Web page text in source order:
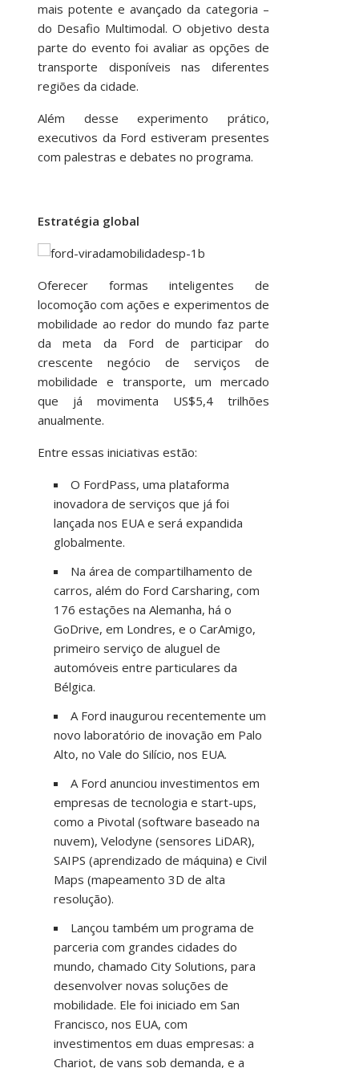
mais potente e avançado da categoria –
do Desafio Multimodal. O objetivo desta
parte do evento foi avaliar as opções de
transporte disponíveis nas diferentes
regiões da cidade.
Além desse experimento prático,
executivos da Ford estiveram presentes
com palestras e debates no programa.
Estratégia global
Oferecer formas inteligentes de
locomoção com ações e experimentos de
mobilidade ao redor do mundo faz parte
da meta da Ford de participar do
crescente negócio de serviços de
mobilidade e transporte, um mercado
que já movimenta US$5,4 trilhões
anualmente.
Entre essas iniciativas estão:
O FordPass, uma plataforma
inovadora de serviços que já foi
lançada nos EUA e será expandida
globalmente.
Na área de compartilhamento de
carros, além do Ford Carsharing, com
176 estações na Alemanha, há o
GoDrive, em Londres, e o CarAmigo,
primeiro serviço de aluguel de
automóveis entre particulares da
Bélgica.
A Ford inaugurou recentemente um
novo laboratório de inovação em Palo
Alto, no Vale do Silício, nos EUA.
A Ford anunciou investimentos em
empresas de tecnologia e start-ups,
como a Pivotal (software baseado na
nuvem), Velodyne (sensores LiDAR),
SAIPS (aprendizado de máquina) e Civil
Maps (mapeamento 3D de alta
resolução).
Lançou também um programa de
parceria com grandes cidades do
mundo, chamado City Solutions, para
desenvolver novas soluções de
mobilidade. Ele foi iniciado em San
Francisco, nos EUA, com
investimentos em duas empresas: a
Chariot, de vans sob demanda, e a